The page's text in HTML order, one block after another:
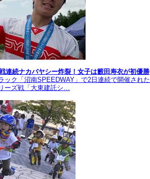
連続ナカバヤシー炸裂！女子は籔田寿衣が初優勝
ック「沼南SPEEDWAY」で2日連続で開催された
ーズ戦「大東建託シ…